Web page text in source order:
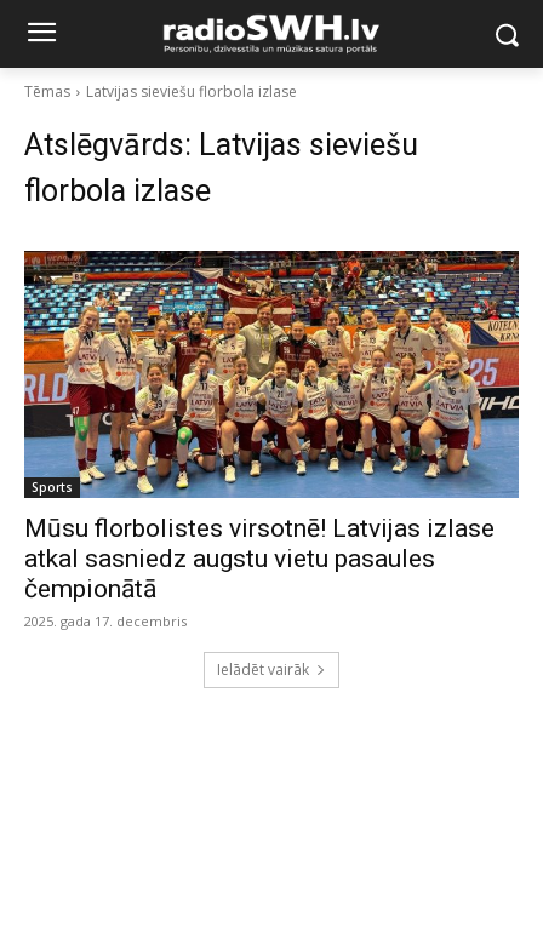
Tēmas Latvijas sieviešu florbola izlase
Atslēgvārds: Latvijas sieviešu
florbola izlase
Sports
Mūsu florbolistes virsotnē! Latvijas izlase
atkal sasniedz augstu vietu pasaules
čempionātā
2025. gada 17. decembris
Ielādēt vairāk